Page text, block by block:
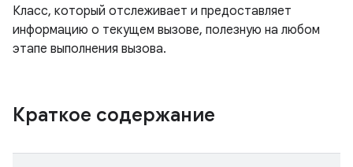
Класс, который отслеживает и предоставляет
информацию о текущем вызове, полезную на любом
этапе выполнения вызова.
Краткое содержание